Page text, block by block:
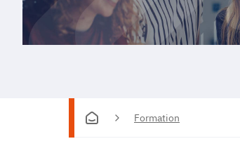
Formation